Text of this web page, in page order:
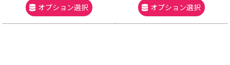
オプション選択 オプション選択